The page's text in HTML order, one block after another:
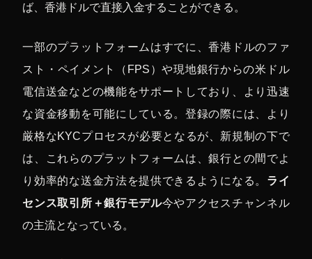
ば、香港ドルで直接入金することができる。
一部のプラットフォームはすでに、香港ドルのファ
スト・ペイメント（FPS）や現地銀行からの米ドル
電信送金などの機能をサポートしており、より迅速
な資金移動を可能にしている。登録の際には、より
厳格なKYCプロセスが必要となるが、新規制の下で
は、これらのプラットフォームは、銀行との間でよ
り効率的な送金方法を提供できるようになる。 ライ
センス取引所＋銀行モデル今やアクセスチャンネル
の主流となっている。